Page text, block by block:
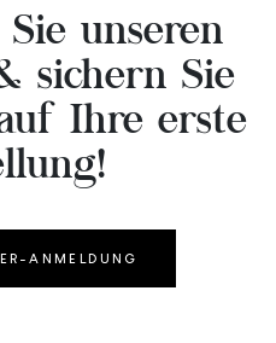
unseren
sichern Sie
Ihre erste
ANMELDUNG